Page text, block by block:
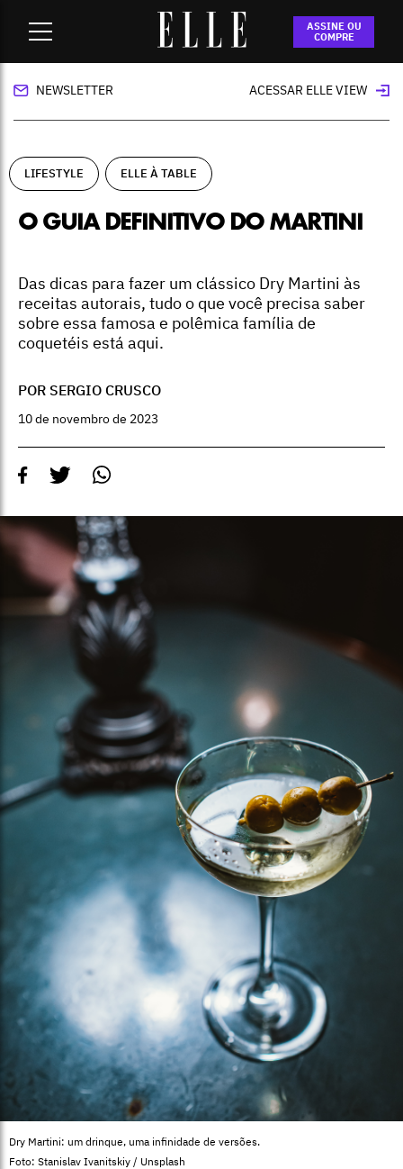
ASSINE OU
COMPRE
O guia definitivo do Martini
NEWSLETTER ACESSAR ELLE VIEW
LIFESTYLE ELLE À TABLE
O GUIA DEFINITIVO DO MARTINI
Das dicas para fazer um clássico Dry Martini às
receitas autorais, tudo o que você precisa saber
sobre essa famosa e polêmica família de
coquetéis está aqui.
POR SERGIO CRUSCO
10 de novembro de 2023
Dry Martini: um drinque, uma infinidade de versões.
Foto: Stanislav Ivanitskiy / Unsplash